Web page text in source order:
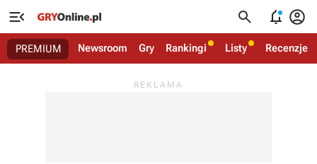
   
PREMIUM Newsroom Gry Rankingi Listy Recenzje